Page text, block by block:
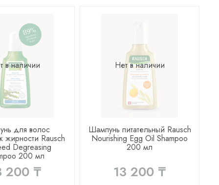
в наличии
для волос
жирности Rausch
Degreasing
200 мл
200 ₸
Нет в наличии
Шампунь питательный Rausch
Nourishing Egg Oil Shampoo
200 мл
13 200 ₸